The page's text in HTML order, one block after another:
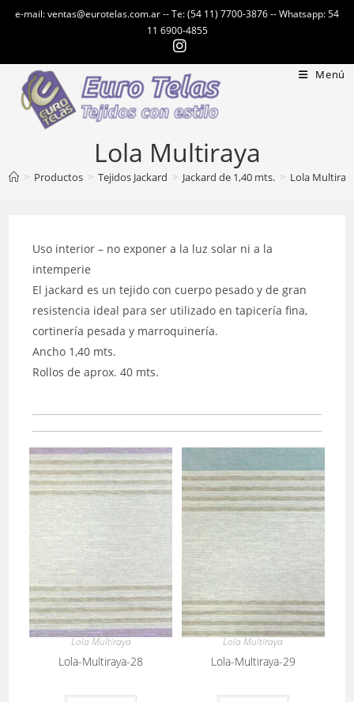
e-mail: ventas@eurotelas.com.ar -- Te: (54 11) 7700-3876 -- Whatsapp: 54
11 6900-4855
Menú
Lola Multiraya
> Productos > Tejidos Jackard > Jackard de 1,40 mts. > Lola
Uso interior – no exponer a la luz solar ni a la
intemperie
El jackard es un tejido con cuerpo pesado y de gran
resistencia ideal para ser utilizado en tapicería fina,
cortinería pesada y marroquinería.
Ancho 1,40 mts.
Rollos de aprox. 40 mts.
Lola Multiraya
Lola-Multiraya-28
Lola Multiraya
Lola-Multiraya-29